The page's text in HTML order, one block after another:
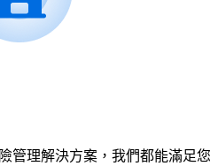
管理解決方案，我們都能滿足您